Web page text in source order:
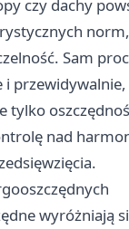
czy dachy
norm,
Sam
i
tylko
nad
wyróżniają